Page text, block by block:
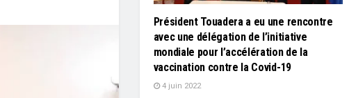
Président Touadera a eu une rencontre
avec une délégation de l’initiative
mondiale pour l’accélération de la
vaccination contre la Covid-19
4 juin 2022